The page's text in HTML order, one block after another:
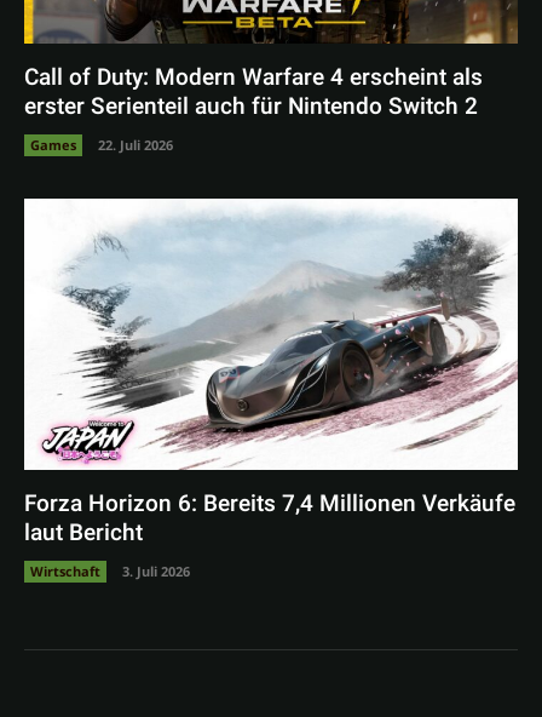
Call of Duty: Modern Warfare 4 erscheint als
erster Serienteil auch für Nintendo Switch 2
Games 22. Juli 2026
Forza Horizon 6: Bereits 7,4 Millionen Verkäufe
laut Bericht
Wirtschaft 3. Juli 2026